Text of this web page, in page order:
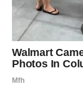
i na kraju je
vezano za
povređena.
što je na
nesigurnosti.